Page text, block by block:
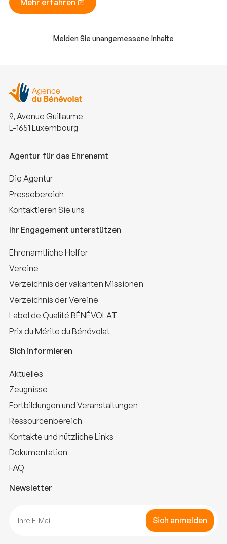
Mehr erfahren
Melden Sie unangemessene Inhalte
9, Avenue Guillaume
L-1651 Luxembourg
Agentur für das Ehrenamt
Die Agentur
Pressebereich
Kontaktieren Sie uns
Ihr Engagement unterstützen
Ehrenamtliche Helfer
Vereine
Verzeichnis der vakanten Missionen
Verzeichnis der Vereine
Label de Qualité BÉNÉVOLAT
Prix du Mérite du Bénévolat
Sich informieren
Aktuelles
Zeugnisse
Fortbildungen und Veranstaltungen
Ressourcenbereich
Kontakte und nützliche Links
Dokumentation
FAQ
Newsletter
Sich anmelden